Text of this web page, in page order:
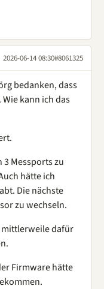
2026-06-14 08:30#8061325
bedanken, dass
kann ich das
Messports zu
hätte ich
Die nächste
zu wechseln.
mittlerweile dafür
Firmware hätte